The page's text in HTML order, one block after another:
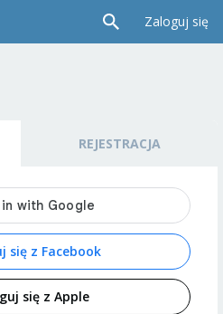
Zaloguj się
REJESTRACJA
się z Facebook
się z Apple